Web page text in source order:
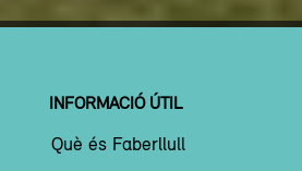
INFORMACIÓ ÚTIL
Què és Faberllull